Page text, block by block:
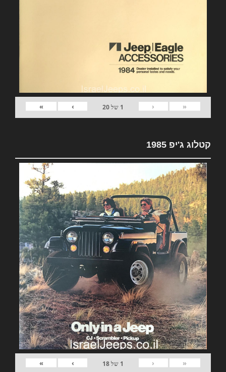
«
‹
1 של20
›
»
קטלוג ג'יפ 1985
«
‹
1 של18
›
»